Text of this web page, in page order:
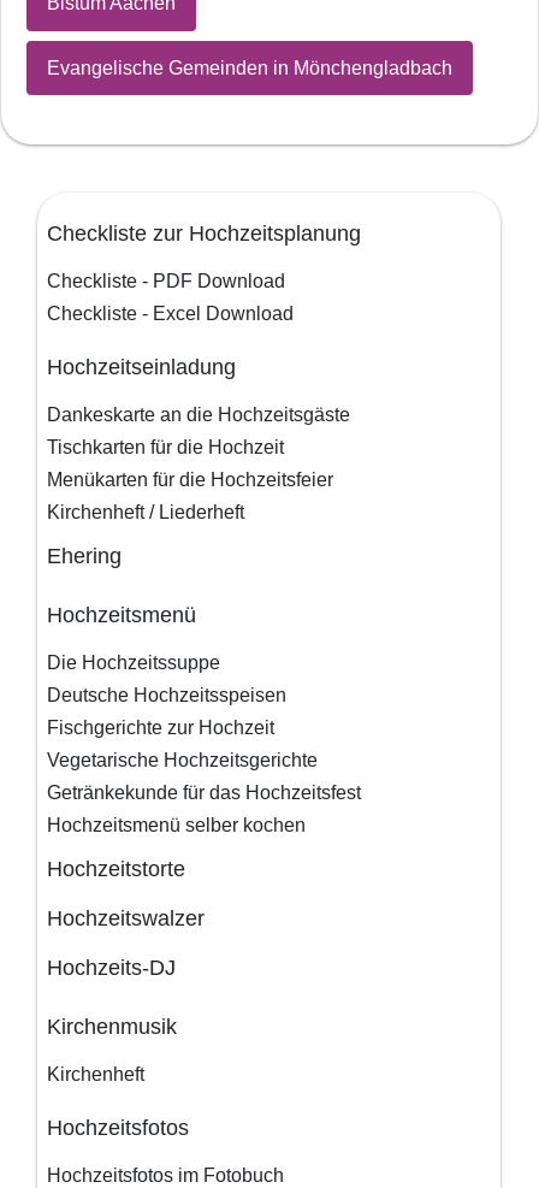
Evangelische Gemeinden in Mönchengladbach
Checkliste zur Hochzeitsplanung
Checkliste - PDF Download
Checkliste - Excel Download
Hochzeitseinladung
Dankeskarte an die Hochzeitsgäste
Tischkarten für die Hochzeit
Menükarten für die Hochzeitsfeier
Kirchenheft / Liederheft
Ehering
Hochzeitsmenü
Die Hochzeitssuppe
Deutsche Hochzeitsspeisen
Fischgerichte zur Hochzeit
Vegetarische Hochzeitsgerichte
Getränkekunde für das Hochzeitsfest
Hochzeitsmenü selber kochen
Hochzeitstorte
Hochzeitswalzer
Hochzeits-DJ
Kirchenmusik
Kirchenheft
Hochzeitsfotos
Hochzeitsfotos im Fotobuch